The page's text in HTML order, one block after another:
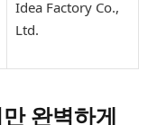
Idea Factory Co.,
Ltd.
완벽하게